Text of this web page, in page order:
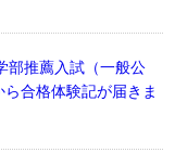
部推薦入試（一般公
合格体験記が届きま